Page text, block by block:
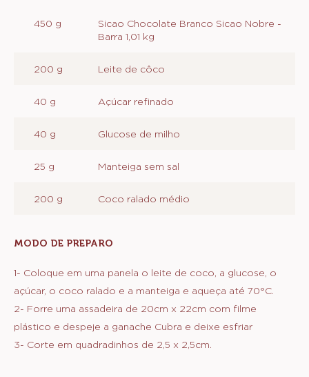
COCO
450 g
Sicao Chocolate Branco Sicao Nobre -
Barra 1,01 kg
200 g Leite de côco
40 g Açúcar refinado
40 g Glucose de milho
25 g Manteiga sem sal
200 g Coco ralado médio
MODO DE PREPARO
DE
1- Coloque em uma panela o leite de coco, a glucose, o
açúcar, o coco ralado e a manteiga e aqueça até 70°C.
2- Forre uma assadeira de 20cm x 22cm com filme
plástico e despeje a ganache Cubra e deixe esfriar
3- Corte em quadradinhos de 2,5 x 2,5cm.